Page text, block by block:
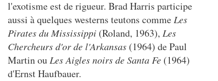
l'exotisme est de rigueur. Brad Harris participe
aussi à quelques westerns teutons comme Les
Pirates du Mississippi (Roland, 1963), Les
Chercheurs d'or de l'Arkansas (1964) de Paul
Martin ou Les Aigles noirs de Santa Fe (1964)
d'Ernst Haufbauer.